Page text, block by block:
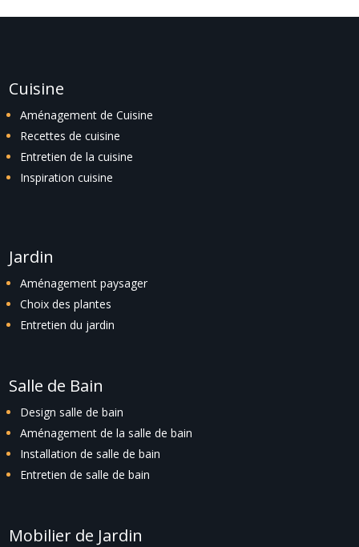
Cuisine
Aménagement de Cuisine
Recettes de cuisine
Entretien de la cuisine
Inspiration cuisine
Jardin
Aménagement paysager
Choix des plantes
Entretien du jardin
Salle de Bain
Design salle de bain
Aménagement de la salle de bain
Installation de salle de bain
Entretien de salle de bain
Mobilier de Jardin